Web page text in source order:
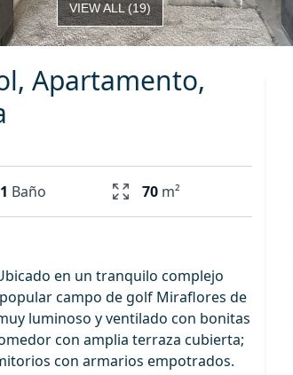
VIEW ALL(19)
Apartamento,
1 Baño 70 m²
Ubicado en un tranquilo complejo
campo de golf Miraflores de
luminoso y ventilado con bonitas
con amplia terraza cubierta;
con armarios empotrados.